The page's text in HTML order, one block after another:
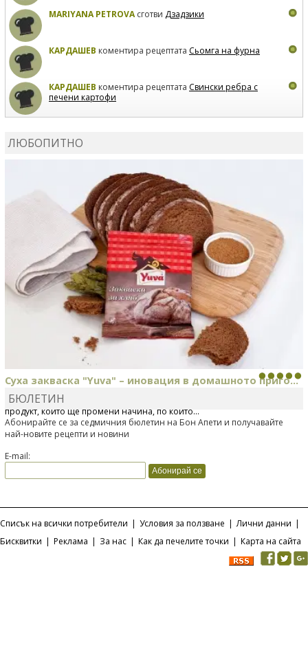
MARIYANA PETROVAсготви Дзадзики
КАРДАШЕВ коментира рецептата Сьомга на фурна
КАРДАШЕВ коментира рецептата Свински ребра с
печени картофи
ЛЮБОПИТНО
Суха закваска "Yuva" – иновация в домашното приго...
Отскоро Лесафр България стартира предлагането на изцяло нов
продукт, който ще промени начина, по който...
БЮЛЕТИН
Абонирайте се за седмичния бюлетин на Бон Апети и получавайте
най-новите рецепти и новини
E-mail:
Списък на всички потребители | Условия за ползване | Лични данни |
Бисквитки | Реклама | За нас | Как да печелите точки | Карта на сайта